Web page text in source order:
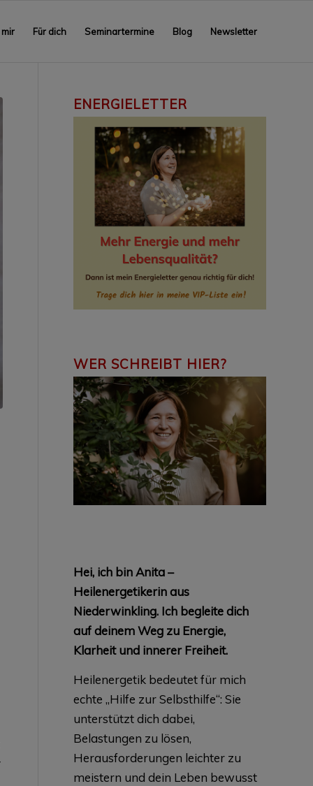
Für dich Seminartermine Blog Newsletter
ENERGIELETTER
WER SCHREIBT HIER?
Hei, ich bin Anita –
Heilenergetikerin aus
Niederwinkling. Ich begleite dich
auf deinem Weg zu Energie,
Klarheit und innerer Freiheit.
Heilenergetik bedeutet für mich
echte „Hilfe zur Selbsthilfe“: Sie
unterstützt dich dabei,
Belastungen zu lösen,
Herausforderungen leichter zu
meistern und dein Leben bewusst